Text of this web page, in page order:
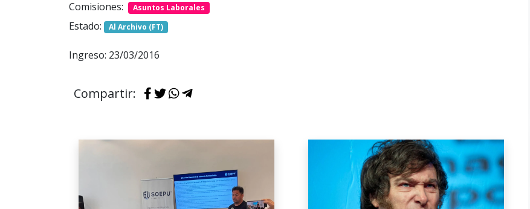
Comisiones: Asuntos Laborales
Estado: Al Archivo (FT)
Ingreso: 23/03/2016
Compartir: